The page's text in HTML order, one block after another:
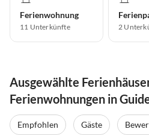
Ferienwohnung
11 Unterkünfte 2
Ausgewählte
Ferienwohnungen in
Empfohlen Gäste